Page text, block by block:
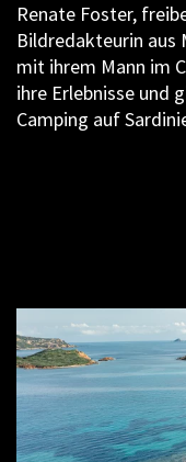
Renate Foster,
Bildredakteurin aus
mit ihrem Mann im
ihre Erlebnisse und
Camping auf